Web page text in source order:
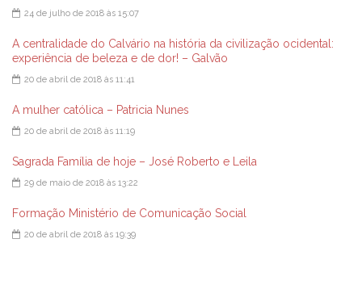
24 de julho de 2018 às 15:07
A centralidade do Calvário na história da civilização ocidental:
experiência de beleza e de dor! – Galvão
20 de abril de 2018 às 11:41
A mulher católica – Patricia Nunes
20 de abril de 2018 às 11:19
Sagrada Família de hoje – José Roberto e Leila
29 de maio de 2018 às 13:22
Formação Ministério de Comunicação Social
20 de abril de 2018 às 19:39